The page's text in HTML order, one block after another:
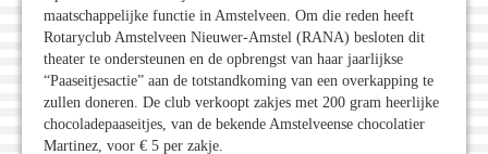
maatschappelijke functie in Amstelveen. Om die reden heeft
Rotaryclub Amstelveen Nieuwer-Amstel (RANA) besloten dit
theater te ondersteunen en de opbrengst van haar jaarlijkse
“Paaseitjesactie” aan de totstandkoming van een overkapping te
zullen doneren. De club verkoopt zakjes met 200 gram heerlijke
chocoladepaaseitjes, van de bekende Amstelveense chocolatier
Martinez, voor € 5 per zakje.